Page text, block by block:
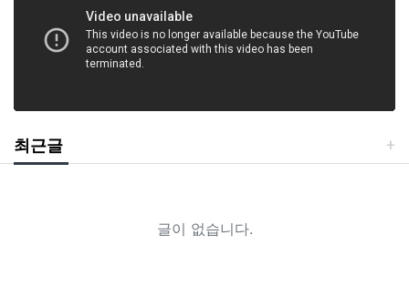
최근글
글이 없습니다.